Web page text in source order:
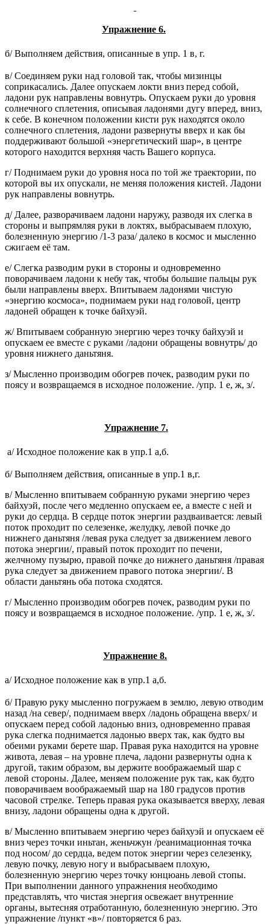
Упражнение 6.
б/ Выполняем действия, описанные в упр. 1 в, г.
в/ Соединяем руки над головой так, чтобы мизинцы
соприкасались. Далее опускаем локти вниз перед собой,
ладони рук направлены вовнутрь. Опускаем руки до уровня
солнечного сплетения, описывая ладонями дугу вперед, вниз,
к себе. В конечном положении кисти рук находятся около
солнечного сплетения, ладони развернуты вверх и как бы
поддерживают большой «энергетический шар», в центре
которого находится верхняя часть Вашего корпуса.
г/ Поднимаем руки до уровня носа по той же траектории, по
которой вы их опускали, не меняя положения кистей. Ладони
рук направлены вовнутрь.
д/ Далее, разворачиваем ладони наружу, разводя их слегка в
стороны и выпрямляя руки в локтях, выбрасываем плохую,
болезненную энергию /1-3 раза/ далеко в космос и мысленно
сжигаем её там.
е/ Слегка разводим руки в стороны и одновременно
поворачиваем ладони к небу так, чтобы большие пальцы рук
были направлены вверх. Впитываем ладонями чистую
«энергию космоса», поднимаем руки над головой, центр
ладоней обращен к точке байхуэй.
ж/ Впитываем собранную энергию через точку байхуэй и
опускаем ее вместе с руками /ладони обращены вовнутрь/ до
уровня нижнего даньтяня.
з/ Мысленно производим обогрев почек, разводим руки по
поясу и возвращаемся в исходное положение. /упр. 1 е, ж, з/.
Упражнение 7.
а/ Исходное положение как в упр.1 а,б.
б/ Выполняем действия, описанные в упр.1 в,г.
в/ Мысленно впитываем собранную руками энергию через
байхуэй, после чего медленно опускаем ее, а вместе с ней и
руки до сердца. В сердце поток энергии раздваивается: левый
поток проходит по селезенке, желудку, левой почке до
нижнего даньтяня /левая рука следует за движением левого
потока энергии/, правый поток проходит по печени,
желчному пузырю, правой почке до нижнего даньтяня /правая
рука следует за движением правого потока энергии/. В
области даньтянь оба потока сходятся.
г/ Мысленно производим обогрев почек, разводим руки по
поясу и возвращаемся в исходное положение. /упр. 1 е, ж, з/.
Упражнение 8.
а/ Исходное положение как в упр.1 а,б.
б/ Правую руку мысленно погружаем в землю, левую отводим
назад /на север/, поднимаем вверх /ладонь обращена вверх/ и
опускаем перед собой ладонью вниз, одновременно правая
рука слегка поднимается ладонью вверх так, как будто вы
обеими руками берете шар. Правая рука находится на уровне
живота, левая – на уровне плеча, ладони развернуты одна к
другой, таким образом, вы держите воображаемый шар с
левой стороны. Далее, меняем положение рук так, как будто
поворачиваем воображаемый шар на 180 градусов против
часовой стрелке. Теперь правая рука оказывается вверху, левая
внизу, ладони обращены одна к другой.
в/ Мысленно впитываем энергию через байхуэй и опускаем её
вниз через точки иньтан, женьчжун /реанимационная точка
под носом/ до сердца, ведем поток энергии через селезенку,
левую почку, левую ногу и выбрасываем плохую,
болезненную энергию через точку юнцюань левой стопы.
При выполнении данного упражнения необходимо
представлять, что чистая энергия освежает внутренние
органы, вытесняя отработанную, болезненную энергию. Это
упражнение /пункт «в»/ повторяется 6 раз.